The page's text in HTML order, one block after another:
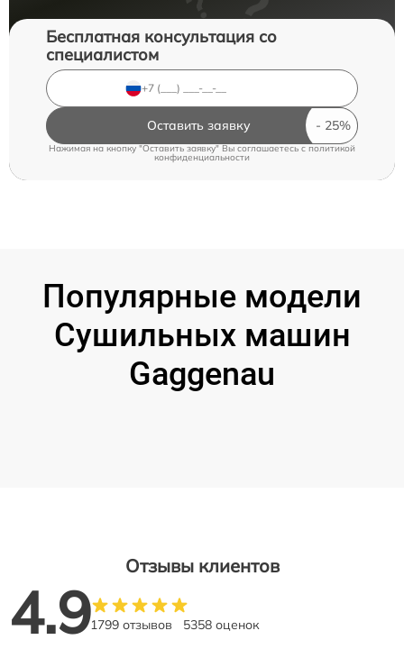
Бесплатная консультация со
специалистом
Оставить заявку
Нажимая на кнопку "Оставить заявку" Вы соглашаетесь cполитикой
конфиденциальности
Популярные модели
Сушильных машин
Gaggenau
Отзывы клиентов
4.91799 отзывов 5358 оценок